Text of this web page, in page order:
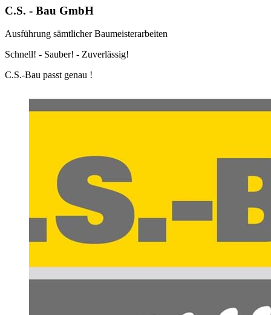
C.S. - Bau GmbH
Ausführung sämtlicher Baumeisterarbeiten
Schnell! - Sauber! - Zuverlässig!
C.S.-Bau passt genau !